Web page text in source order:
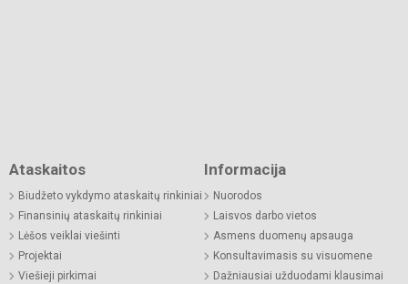
Ataskaitos
Biudžeto vykdymo ataskaitų rinkiniai
Finansinių ataskaitų rinkiniai
Lėšos veiklai viešinti
Projektai
Viešieji pirkimai
Informacija
Nuorodos
Laisvos darbo vietos
Asmens duomenų apsauga
Konsultavimasis su visuomene
Dažniausiai užduodami klausimai